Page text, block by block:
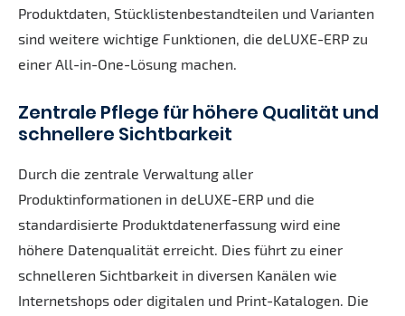
Produktdaten, Stücklistenbestandteilen und Varianten
sind weitere wichtige Funktionen, die deLUXE-ERP zu
einer All-in-One-Lösung machen.
Zentrale Pflege für höhere Qualität und
schnellere Sichtbarkeit
Durch die zentrale Verwaltung aller
Produktinformationen in deLUXE-ERP und die
standardisierte Produktdatenerfassung wird eine
höhere Datenqualität erreicht. Dies führt zu einer
schnelleren Sichtbarkeit in diversen Kanälen wie
Internetshops oder digitalen und Print-Katalogen. Die